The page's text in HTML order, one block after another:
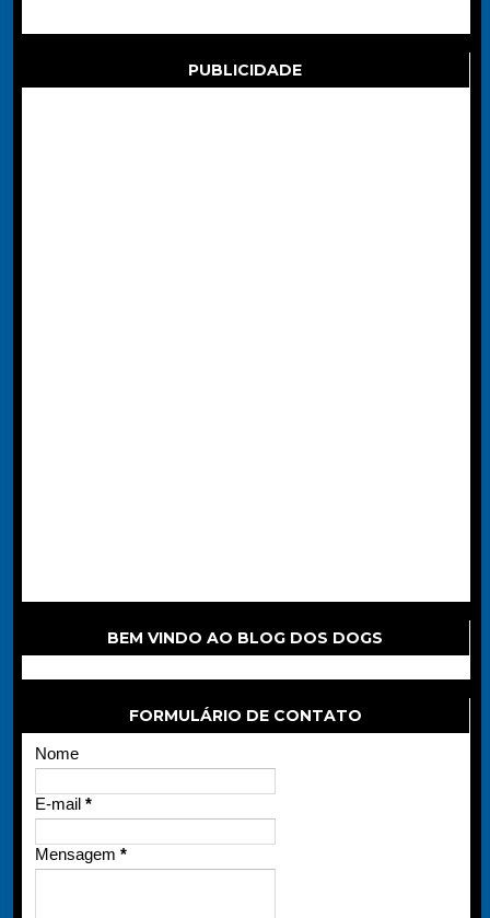
PUBLICIDADE
BEM VINDO AO BLOG DOS DOGS
FORMULÁRIO DE CONTATO
Nome
E-mail *
Mensagem *